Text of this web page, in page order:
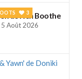
de Ken Boothe
3
5 Août 2026